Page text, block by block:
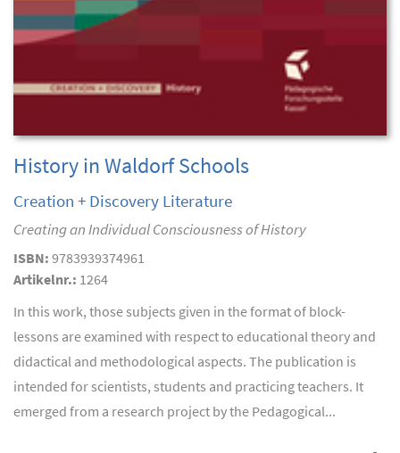
History in Waldorf Schools
Creation + Discovery Literature
Creating an Individual Consciousness of History
ISBN: 9783939374961
Artikelnr.: 1264
In this work, those subjects given in the format of block-
lessons are examined with respect to educational theory and
didactical and methodological aspects. The publication is
intended for scientists, students and practicing teachers. It
emerged from a research project by the Pedagogical...